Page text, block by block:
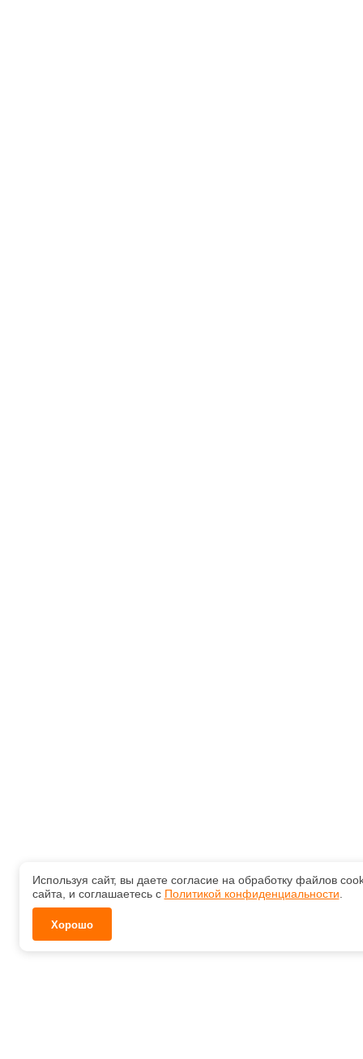
Используя сайт, вы даете согласие на обработку файлов
сайта, и соглашаетесь с Политикой конфиденциальности.
Хорошо